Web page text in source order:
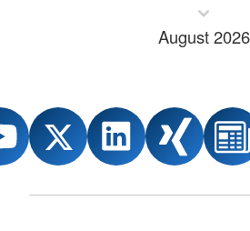
August 2026